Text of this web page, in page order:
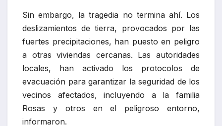
Sin embargo, la tragedia no termina ahí. Los
deslizamientos de tierra, provocados por las
fuertes precipitaciones, han puesto en peligro
a otras viviendas cercanas. Las autoridades
locales, han activado los protocolos de
evacuación para garantizar la seguridad de los
vecinos afectados, incluyendo a la familia
Rosas y otros en el peligroso entorno,
informaron.